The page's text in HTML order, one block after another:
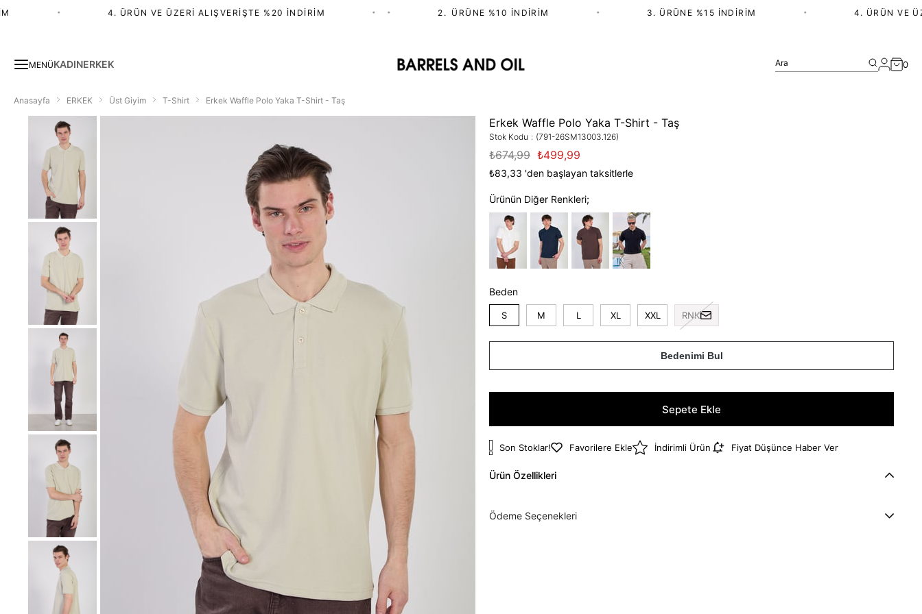
4. ÜRÜN VE ÜZERI ALIŞVERIŞTE %20 İNDIRIM • 2.⁠ ⁠ÜRÜNE %10 İNDIRIM 3. ÜRÜNE %15 İNDIRIM 4. ÜRÜN VE
MENÜKADINERKEK Ara 0
Anasayfa ERKEK Üst Giyim T-Shirt Erkek Waffle Polo Yaka T-Shirt - Taş
Erkek Waffle Polo Yaka T-Shirt - Taş
Stok Kodu (791-26SM13003.126)
₺674,99 ₺499,99
₺83,33 'den başlayan taksitlerle
Ürünün Diğer Renkleri;
Beden
S M L XL XXL RNK
Bedenimi Bul
Son Stoklar! Favorilere Ekle İndirimli Ürün Fiyat Düşünce Haber Ver
Ürün Özellikleri
Ödeme Seçenekleri